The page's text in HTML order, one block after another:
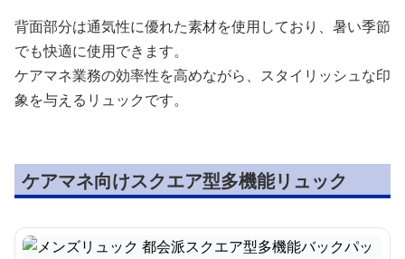
背面部分は通気性に優れた素材を使用しており、暑い季節
でも快適に使用できます。
ケアマネ業務の効率性を高めながら、スタイリッシュな印
象を与えるリュックです。
ケアマネ向けスクエア型多機能リュック